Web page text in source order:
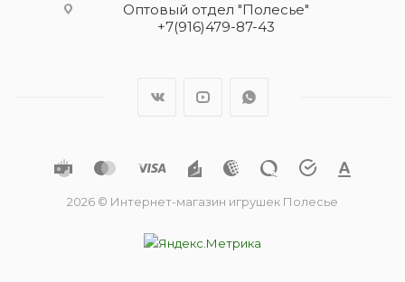
Оптовый отдел "Полесье"
+7(916)479-87-43
2026 © Интернет-магазин игрушек Полесье